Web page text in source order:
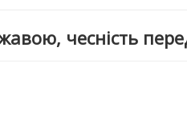
чесність